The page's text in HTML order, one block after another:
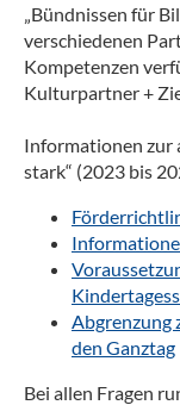
„Bündnissen für
verschiedenen
Kompetenzen
Kulturpartner +
Informationen zur
stark“ (2023 bis
Abgrenzung
den Ganztag
Bei allen Fragen